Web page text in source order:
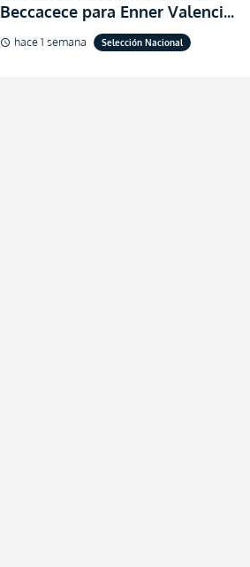
Beccacece para Enner Valencia
al indicar que era el hombre
indicado para Ecuador
schedule hace 1 semana Selección Nacional